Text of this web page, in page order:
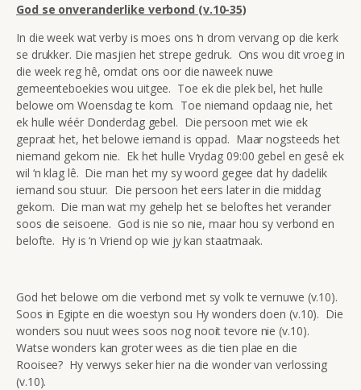
God se onveranderlike verbond (v.10-35)
In die week wat verby is moes ons ‘n drom vervang op die kerk
se drukker. Die masjien het strepe gedruk. Ons wou dit vroeg in
die week reg hê, omdat ons oor die naweek nuwe
gemeenteboekies wou uitgee. Toe ek die plek bel, het hulle
belowe om Woensdag te kom. Toe niemand opdaag nie, het
ek hulle wéér Donderdag gebel. Die persoon met wie ek
gepraat het, het belowe iemand is oppad. Maar nogsteeds het
niemand gekom nie. Ek het hulle Vrydag 09:00 gebel en gesê ek
wil ‘n klag lê. Die man het my sy woord gegee dat hy dadelik
iemand sou stuur. Die persoon het eers later in die middag
gekom. Die man wat my gehelp het se beloftes het verander
soos die seisoene. God is nie so nie, maar hou sy verbond en
belofte. Hy is ‘n Vriend op wie jy kan staatmaak.
God het belowe om die verbond met sy volk te vernuwe (v.10).
Soos in Egipte en die woestyn sou Hy wonders doen (v.10). Die
wonders sou nuut wees soos nog nooit tevore nie (v.10).
Watse wonders kan groter wees as die tien plae en die
Rooisee? Hy verwys seker hier na die wonder van verlossing
(v.10).